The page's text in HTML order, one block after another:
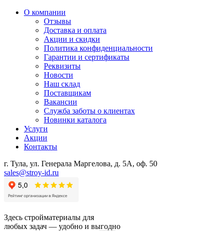
О компании
Отзывы
Доставка и оплата
Акции и скидки
Политика конфиденциальности
Гарантии и сертификаты
Реквизиты
Новости
Наш склад
Поставщикам
Вакансии
Служба заботы о клиентах
Новинки каталога
Услуги
Акции
Контакты
г. Тула, ул. Генерала Маргелова, д. 5А, оф. 50
sales@stroy-id.ru
Здесь стройматериалы для
любых задач — удобно и выгодно